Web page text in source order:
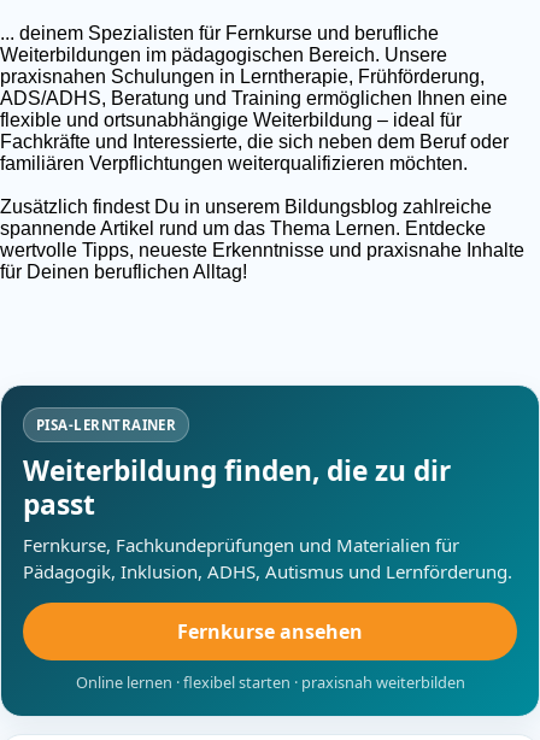
... deinem Spezialisten für Fernkurse und berufliche
Weiterbildungen im pädagogischen Bereich. Unsere
praxisnahen Schulungen in Lerntherapie, Frühförderung,
ADS/ADHS, Beratung und Training ermöglichen Ihnen eine
flexible und ortsunabhängige Weiterbildung – ideal für
Fachkräfte und Interessierte, die sich neben dem Beruf oder
familiären Verpflichtungen weiterqualifizieren möchten.
Zusätzlich findest Du in unserem Bildungsblog zahlreiche
spannende Artikel rund um das Thema Lernen. Entdecke
wertvolle Tipps, neueste Erkenntnisse und praxisnahe Inhalte
für Deinen beruflichen Alltag!
PISA-LERNTRAINER
Weiterbildung finden, die zu dir
passt
Fernkurse, Fachkundeprüfungen und Materialien für
Pädagogik, Inklusion, ADHS, Autismus und Lernförderung.
Fernkurse ansehen
Online lernen · flexibel starten · praxisnah weiterbilden